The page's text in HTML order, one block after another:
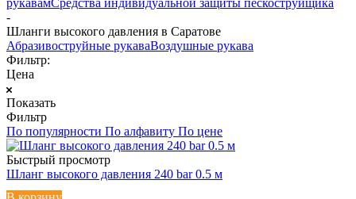
-
Шланги высокого давления в Саратове
Абразивоструйные рукаваВоздушные рукава
Фильтр:
Цена
Показать
Фильтр
По популярности По алфавиту По цене
Быстрый просмотр
Шланг высокого давления 240 bar 0.5 м